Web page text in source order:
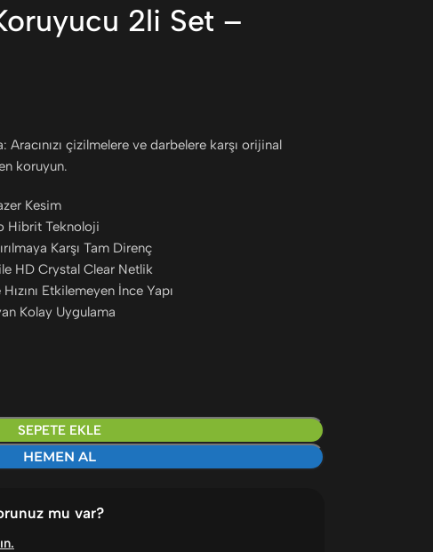
2li Set –
çizilmelere ve darbelere karşı orijinal
koruyun.
Kesim
Hibrit Teknoloji
Karşı Tam Direnç
HD Crystal Clear Netlik
Etkilemeyen İnce Yapı
Kolay Uygulama
SEPETE EKLE
HEMEN AL
mu var?
.